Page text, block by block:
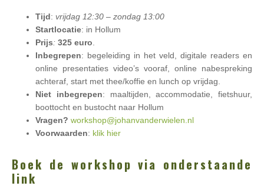
Tijd: vrijdag 12:30 – zondag 13:00
Startlocatie: in Hollum
Prijs: 325 euro
Inbegrepen: begeleiding in het veld, digitale readers en
online presentaties video’s vooraf, online nabespreking
achteraf, start met thee/koffie en lunch op vrijdag.
Niet inbegrepen: maaltijden, accommodatie, fietshuur,
boottocht en bustocht naar Hollum
Vragen? workshop@johanvanderwielen.nl
Voorwaarden: klik hier
Boek de workshop via onderstaande
link